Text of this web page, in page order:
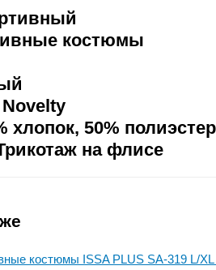
костюмы
Novelty
хлопок, 50% полиэстер
на флисе
костюмы ISSA PLUS SA-319 L/XL